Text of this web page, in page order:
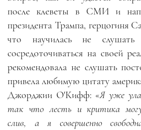
после клеветы в СМИ и
президента Трампа, герцогиня
что научилась не
сосредоточиваться на своей
рекомендовала не слушать
привела любимую цитату
Джорджии О'Кифф: «Я уже
так что лесть и критика
слив, а я совершенно